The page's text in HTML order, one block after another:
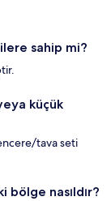
sahip mi?
küçük
tava seti
bölge nasıldır?